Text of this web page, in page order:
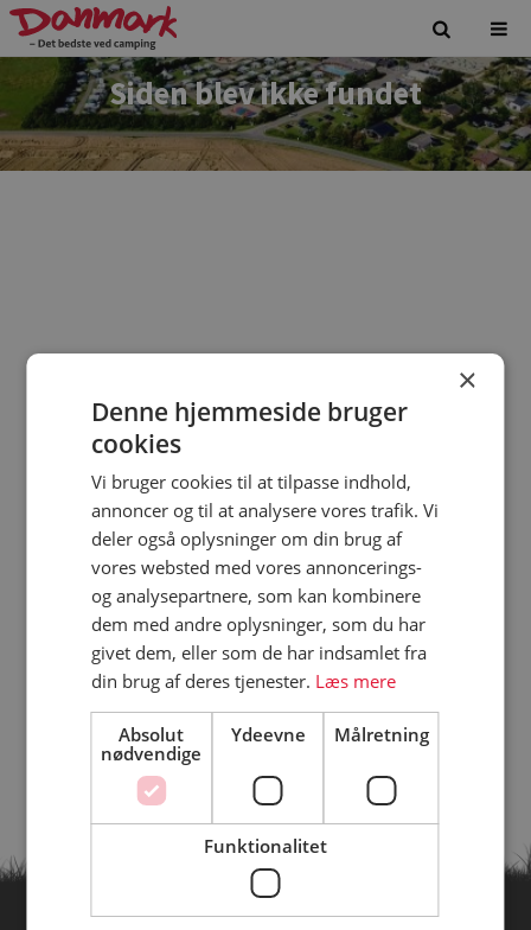
Siden blev ikke fundet
Vi beklager. Siden du forsøgte at tilgå findes ikke.
×
Denne hjemmeside bruger
cookies
Vi bruger cookies til at tilpasse indhold,
annoncer og til at analysere vores trafik. Vi
deler også oplysninger om din brug af
vores websted med vores annoncerings-
og analysepartnere, som kan kombinere
dem med andre oplysninger, som du har
givet dem, eller som de har indsamlet fra
din brug af deres tjenester. Læs mere
Absolut
nødvendige
Ydeevne Målretning
Funktionalitet